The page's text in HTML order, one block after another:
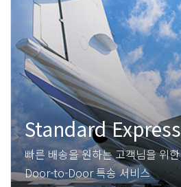
Standard Express
빠른 배송을 원하는 고객님을 위한
Door-to-Door 특송 서비스